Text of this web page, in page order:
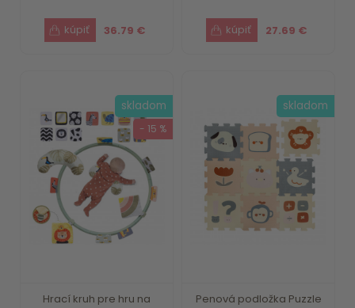
36.79 € 27.69 €
Hrací kruh pre hru na
skladom
- 15 %
Penová podložka Puzzle
skladom